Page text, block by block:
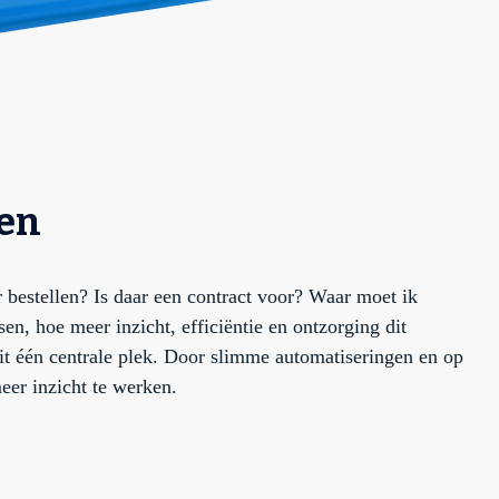
Is daar een contract voor? Waar moet ik
hoe meer inzicht, efficiëntie en ontzorging dit
één centrale plek. Door slimme automatiseringen en op
inzicht te werken.